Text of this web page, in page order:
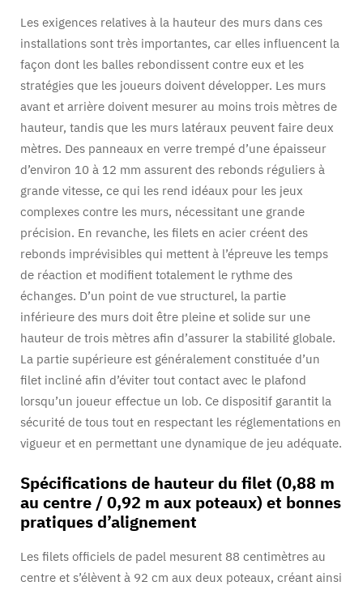
Les exigences relatives à la hauteur des murs dans ces
installations sont très importantes, car elles influencent la
façon dont les balles rebondissent contre eux et les
stratégies que les joueurs doivent développer. Les murs
avant et arrière doivent mesurer au moins trois mètres de
hauteur, tandis que les murs latéraux peuvent faire deux
mètres. Des panneaux en verre trempé d’une épaisseur
d’environ 10 à 12 mm assurent des rebonds réguliers à
grande vitesse, ce qui les rend idéaux pour les jeux
complexes contre les murs, nécessitant une grande
précision. En revanche, les filets en acier créent des
rebonds imprévisibles qui mettent à l’épreuve les temps
de réaction et modifient totalement le rythme des
échanges. D’un point de vue structurel, la partie
inférieure des murs doit être pleine et solide sur une
hauteur de trois mètres afin d’assurer la stabilité globale.
La partie supérieure est généralement constituée d’un
filet incliné afin d’éviter tout contact avec le plafond
lorsqu’un joueur effectue un lob. Ce dispositif garantit la
sécurité de tous tout en respectant les réglementations en
vigueur et en permettant une dynamique de jeu adéquate.
Spécifications de hauteur du filet (0,88 m
au centre / 0,92 m aux poteaux) et bonnes
pratiques d’alignement
Les filets officiels de padel mesurent 88 centimètres au
centre et s’élèvent à 92 cm aux deux poteaux, créant ainsi